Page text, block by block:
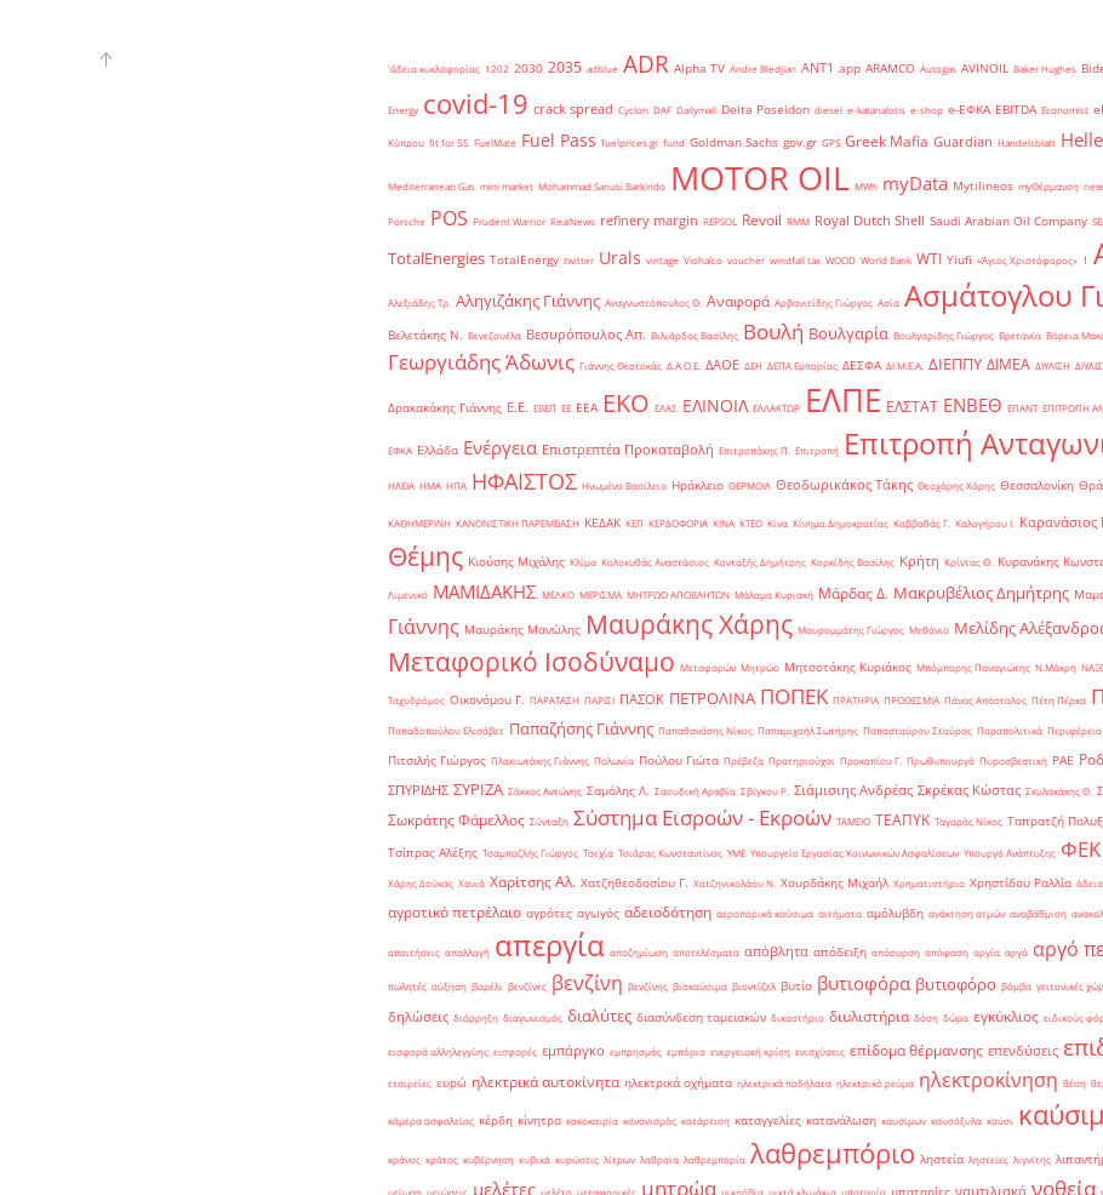
'άδεια κυκλοφορίας 1202 2030 2035 adblue ADR Alpha TV Andre Bledjian ANT1 app ARAMCO Autogas AVINOIL Baker Hughes
Energy covid-19 crack spread Cyclon DAF Dailymail Delta Poseidon diesel e-katanalotis e-shop e-ΕΦΚΑ EBITDA Economist
Κύπρου fit for 55 FuelMate Fuel Pass fuelprices.gr fund Goldman Sachs gov.gr GPS Greek Mafia Guardian Handelsblatt
Mediterranean Gas mini market Mohammad Sanusi Barkindo MOTOR OIL MWh myData Mytilineos myΘέρμανση
Porsche POS Prudent Warrior RealNews refinery margin REPSOL Revoil RMM Royal Dutch Shell Saudi Arabian Oil Company
TotalEnergies TotalEnergy twitter Urals vintage Viohalco voucher windfall tax WOOD World Bank WTI Yiufi «Άγιος Χριστόφορος» ΄1
Αλεξιάδης Τρ. Αληγιζάκης Γιάννης Αναγνωστόπουλος Θ. Αναφορά Αρβανιτίδης Γιώργος Ασία Ασμάτογλου
Βελετάκης Ν. Βενεζουέλα Βεσυρόπουλος Απ. Βιλιάρδος Βασίλης Βουλή Βουλγαρία Βουλγαρίδης Γιώργος Βρετανία Βόρεια
Γεωργιάδης Άδωνις Γιάννης Θεοτοκάς Δ.Α.Ο.Ε. ΔΑΟΕ ΔΕΗ ΔΕΠΑ Εμπορίας ΔΕΣΦΑ ΔΙ.Μ.Ε.Α. ΔΙΕΠΠΥ ΔΙΜΕΑ ΔΙΥΛΙΣΗ
Δρακακάκης Γιάννης Ε.Ε. ΕΒΕΠ ΕΕ ΕΕΑ ΕΚΟ ΕΛΑΣ ΕΛΙΝΟΙΛ ΕΛΛΑΚΤΩΡ ΕΛΠΕ ΕΛΣΤΑΤ ΕΝΒΕΘ ΕΠΑΝΤ ΕΠΙΤΡΟΠΗ
ΕΦΚΑ Ελλάδα Ενέργεια Επιστρεπτέα Προκαταβολή Επιτροπάκης Π. Επιτροπή Επιτροπή
ΗΛΕΙΑ ΗΜΑ ΗΠΑ ΗΦΑΙΣΤΟΣ Ηνωμένο Βασίλειο Ηράκλειο ΘΕΡΜΟΙΛ Θεοδωρικάκος Τάκης Θεοχάρης Χάρης Θεσσαλονίκη
ΚΑΘΗΜΕΡΙΝΗ ΚΑΝΟΝΙΣΤΙΚΗ ΠΑΡΕΜΒΑΣΗ ΚΕΔΑΚ ΚΕΠ ΚΕΡΔΟΦΟΡΙΑ ΚΙΝΑ ΚΤΕΟ Κίνα Κίνημα Δημοκρατίας Καββαθάς Γ. Καλογήρου Ι. Καρανάσιος
Θέμης Κιούσης Μιχάλης Κλίμα Κολοκυθάς Αναστάσιος Κονταξής Δημήτρης Κορκίδης Βασίλης Κρήτη Κρίντας Θ. Κυρανάκης
Λιμενικό ΜΑΜΙΔΑΚΗΣ ΜΕΛΚΟ ΜΕΡΙΣΜΑ ΜΗΤΡΩΟ ΑΠΟΒΛΗΤΩΝ Μάλαμα Κυριακή Μάρδας Δ. Μακρυβέλιος Δημήτρης
Γιάννης Μαυράκης Μανώλης Μαυράκης Χάρης Μαυρομμάτης Γιώργος Μεθάνιο Μελίδης
Μεταφορικό Ισοδύναμο Μεταφορών Μητρώο Μητσοτάκης Κυριάκος Μπόμπορης Παναγιώτης Ν.Μάκρη
Ταχυδρόμος Οικονόμου Γ. ΠΑΡΑΤΑΣΗ ΠΑΡΙΣΙ ΠΑΣΟΚ ΠΕΤΡΟΛΙΝΑ ΠΟΠΕΚ ΠΡΑΤΗΡΙΑ ΠΡΟΘΕΣΜΙΑ Πάνας Απόστολος Πέτη Πέρκα
Παπαδοπούλου Ελισάβετ Παπαζήσης Γιάννης Παπαθανάσης Νίκος Παπαμιχαήλ Σωτήρης Παπασταύρου Σταύρος Παραπολιτικά Περιφέρεια
Πιτσιλής Γιώργος Πλακιωτάκης Γιάννης Πολωνία Πούλου Γιώτα Πρέβεζα Πρατηριούχοι Προκοπίου Γ. Πρωθυπουργό Πυροσβεστική ΡΑΕ
ΣΠΥΡΙΔΗΣ ΣΥΡΙΖΑ Σάκκος Αντώνης Σαμόλης Λ. Σαουδική Αραβία Σβίγκου Ρ. Σιάμισιης Ανδρέας Σκρέκας Κώστας Σκυλακάκης Θ.
Σωκράτης Φάμελλος Σύνταξη Σύστημα Εισροών - Εκροών ΤΑΜΕΙΟ ΤΕΑΠΥΚ Ταγαράς Νίκος Ταπρατζή
Τσίπρας Αλέξης Τσαμπαζλής Γιώργος Τσεχία Τσιάρας Κωνσταντίνος ΥΜΕ Υπουργείο Εργασίας Κοινωνικών Ασφαλίσεων Υπουργό Ανάπτυξης ΦΕΚ
Χάρης Δούκας Χανιά Χαρίτσης Αλ. Χατζηθεοδοσίου Γ. Χατζηνικολάου Ν. Χουρδάκης Μιχαήλ Χρηματιστήριο Χρηστίδου Ραλλία άδεια
αγροτικό πετρέλαιο αγρότες αγωγός αδειοδότηση αεροπορικά καύσιμα αιτήματα αμόλυβδη ανάκτηση ατμών αναβάθμιση
απαιτήσεις απαλλαγή απεργία αποζημίωση αποτελέσματα απόβλητα απόδειξη απόσυρση απόφαση αργία αργό αργό
πωλητές αύξηση βαρέλι βενζίνες βενζίνη βενζίνης βιοκαύσιμα βιοντίζελ βυτίο βυτιοφόρα βυτιοφόρο βόμβα γειτονικές
δηλώσεις διάρρηξη διαγωνισμός διαλύτες διασύνδεση ταμειακών δικαστήριο διυλιστήρια δόση δώρα εγκύκλιος ειδικούς
εισφορά αλληλεγγύης εισφορές εμπάργκο εμπρησμός εμπόριο ενεργειακή κρίση ενισχύσεις επίδομα θέρμανσης επενδύσεις
εταιρείες ευρώ ηλεκτρικά αυτοκίνητα ηλεκτρικά οχήματα ηλεκτρικά ποδήλατα ηλεκτρικό ρεύμα ηλεκτροκίνηση θέση
κάμερα ασφαλείας κέρδη κίνητρα κακοκαιρία κανονισμός κατάρτιση καταγγελίες κατανάλωση καυσίμων καυσόξυλα καύσι
κράνος κράτος κυβέρνηση κυβικά κυρώσεις λίτρων λαθραία λαθρεμπορία λαθρεμπόριο ληστεία ληστείες λιγνίτης
μείωση μειώσεις μελέτες μελέτη μεταφορικές μητρώα μικρόβια μικτά κλιμάκια μπαταρία ναυτιλιακό νοθεία